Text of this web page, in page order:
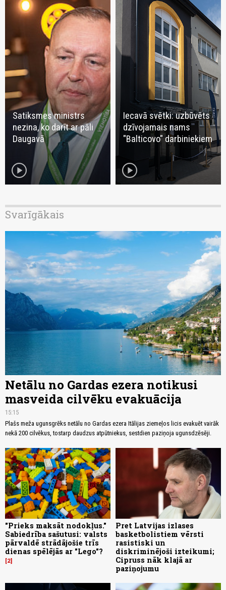
Satiksmes ministrs
nezina, ko darīt ar pāli
Daugavā
play_circle
Iecavā svētki: uzbūvēts
dzīvojamais nams
"Balticovo" darbiniekiem
play_circle
Svarīgākais
Netālu no Gardas ezera notikusi
masveida cilvēku evakuācija
15:15
Plašs meža ugunsgrēks netālu no Gardas ezera Itālijas ziemeļos licis evakuēt vairāk
nekā 200 cilvēkus, tostarp daudzus atpūtniekus, sestdien paziņoja ugunsdzēsēji.
"Prieks maksāt nodokļus."
Sabiedrība sašutusi: valsts
pārvaldē strādājošie trīs
dienas spēlējās ar "Lego"?
2
Pret Latvijas izlases
basketbolistiem vērsti
rasistiski un
diskriminējoši izteikumi;
Cipruss nāk klajā ar
paziņojumu